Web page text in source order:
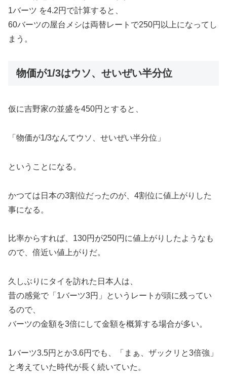
1バーツ を4.2円で計算すると、
60バーツの屋台メシは両替レートで250円以上になってし
まう。
物価が1/3はウソ、せいぜい半分位
仮に吉野家の並盛を450円とすると、
「物価が1/3なんてウソ、せいぜい半分位」
ということになる。
かつては日本の3割位だったのが、4割位に値上がりした
事になる。
比率からすれば、130円が250円に値上がりしたようなも
ので、倍近い値上がりだ。
久しぶりにタイを訪れた日本人は、
昔の感覚で「1バーツ3円」というレートが頭に残ってい
るので、
バーツの金額を3倍にして金額を概算する場合が多い。
1バーツ3.5円とか3.6円でも、「まぁ、ザックリと3倍強」
と考えていた時代が長く続いていた。